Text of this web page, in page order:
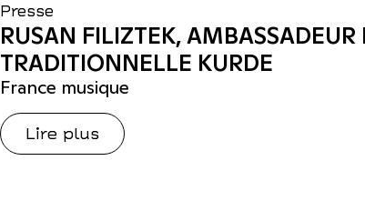
Presse
RUSAN FILIZTEK,
TRADITIONNELLE KURDE
France musique
Lire plus